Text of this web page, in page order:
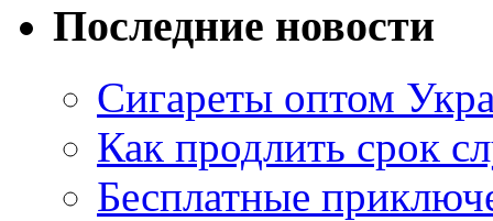
Последние новости
Сигареты оптом
Как продлить срок
Бесплатные